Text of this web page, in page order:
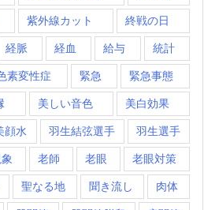
紫外線カット 終戦の日
経脈 経血 給与 統計
素変性症 緊急 緊急事態
美しい音色 美白効果
顔水 羽生結弦選手 羽生選手
老師 老眼 老眼対策
聖なる地 聞き流し 肉体